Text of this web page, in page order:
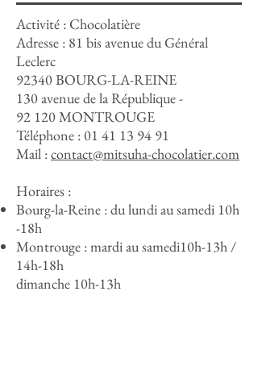
Activité : Chocolatière
Adresse : 81 bis avenue du Général
Leclerc
92340 BOURG-LA-REINE
130 avenue de la République -
92 120 MONTROUGE
Téléphone :01 41 13 94 91
Mail :contact@mitsuha-chocolatier.com
Horaires :
Bourg-la-Reine : du lundi au samedi 10h
-18h
Montrouge : mardi au samedi10h-13h /
14h-18h
dimanche 10h-13h